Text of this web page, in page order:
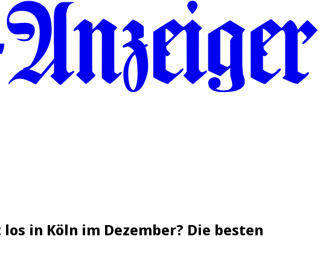
in Köln im Dezember? Die besten